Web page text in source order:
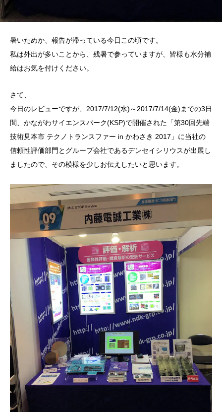
暑いためか、報告が滞っている今日この頃です。
私は外出が多いことから、残暑で参っていますが、皆様も水分補
給はお気を付けください。
さて、
今日のレビューですが、2017/7/12(水)～2017/7/14(金)までの3日
間、かながわサイエンスパーク(KSP)で開催された「第30回先端
技術見本市 テクノトランスファー in かわさき 2017」に当社の
信頼性評価部門とグループ会社であるデンセイシリウスが出展し
ましたので、その模様を少しお伝えしたいと思います。